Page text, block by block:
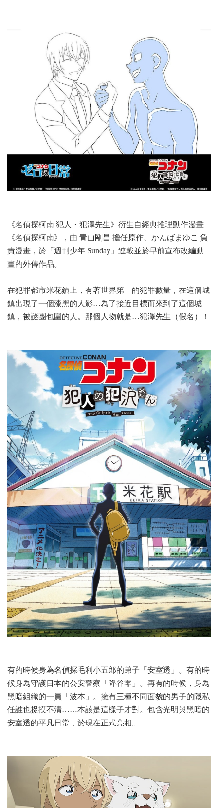
《名偵探柯南 犯人・犯澤先生》衍生自經典推理動作漫畫
《名偵探柯南》，由 青山剛昌 擔任原作、かんばまゆこ 負
責漫畫，於「週刊少年 Sunday」連載並於早前宣布改編動
畫的外傳作品。
在犯罪都市米花鎮上，有著世界第一的犯罪數量，在這個城
鎮出現了一個漆黑的人影…為了接近目標而來到了這個城
鎮，被謎團包圍的人。那個人物就是…犯澤先生（假名）！
有的時候身為名偵探毛利小五郎的弟子「安室透」。有的時
候身為守護日本的公安警察「降谷零」。再有的時候，身為
黑暗組織的一員「波本」。擁有三種不同面貌的男子的隱私
任誰也捉摸不清……本該是這樣子才對。包含光明與黑暗的
安室透的平凡日常，於現在正式亮相。